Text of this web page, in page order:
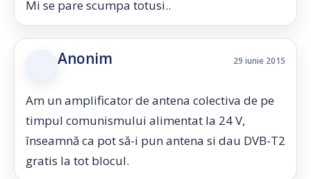
Mi se pare scumpa totusi..
Anonim 29 iunie 2015
Am un amplificator de antena colectiva de pe
timpul comunismului alimentat la 24 V,
înseamnă ca pot să-i pun antena si dau DVB-T2
gratis la tot blocul.